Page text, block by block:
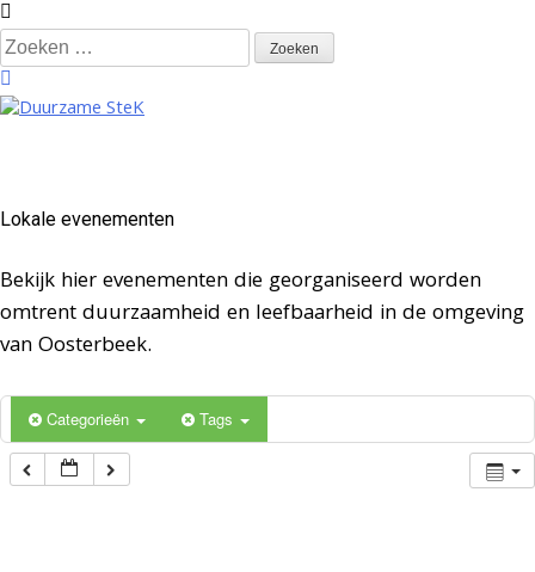
Spring
naar
inhoud
Zoeken
naar:
Lokale evenementen
Bekijk hier evenementen die georganiseerd worden
omtrent duurzaamheid en leefbaarheid in de omgeving
van Oosterbeek.
Categorieën Tags